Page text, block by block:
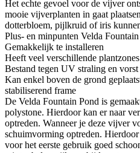
Het echte gevoel voor de vijver
mooie vijverplanten in gaat
dotterbloem, pijlkruid of iris
Plus- en minpunten Velda
Gemakkelijk te installeren
Heeft veel verschillende plantzones
Bestand tegen UV straling en vorst
Kan enkel boven de grond
stabiliserend frame
De Velda Fountain Pond is
polystone. Hierdoor kan er naar
optreden. Wanneer je deze vijver
schuimvorming optreden.
voor het eerste gebruik goed